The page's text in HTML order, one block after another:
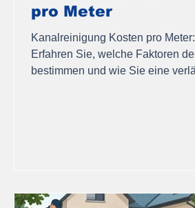
pro Meter
Kanalreinigung Kosten pro Meter:
Erfahren Sie, welche Faktoren
bestimmen und wie Sie eine